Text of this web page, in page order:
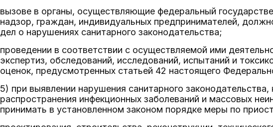
вызове в органы, осуществляющие федеральный
надзор, граждан, индивидуальных предпринимателей,
дел о нарушениях санитарного законодательства;
проведении в соответствии с осуществляемой ими
экспертиз, обследований, исследований, испытаний и
оценок, предусмотренных статьей 42 настоящего
5) при выявлении нарушения санитарного
распространения инфекционных заболеваний и массовых
принимать в установленном законом порядке меры по